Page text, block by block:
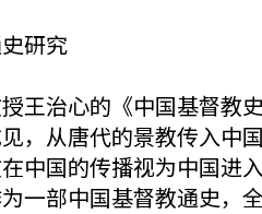
研究
王治心的《中国基督教
，从唐代的景教传入中
中国的传播视为中国进
一部中国基督教通史，